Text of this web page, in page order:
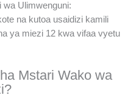
wa Ulimwenguni:
na kutoa usaidizi kamili
ya miezi 12 kwa vifaa vyetu
Mstari Wako wa